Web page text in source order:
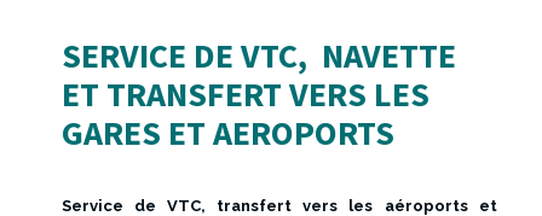
SERVICE DE VTC, NAVETTE
ET TRANSFERT VERS LES
GARES ET AEROPORTS
Service de VTC, transfert vers les aéroports et